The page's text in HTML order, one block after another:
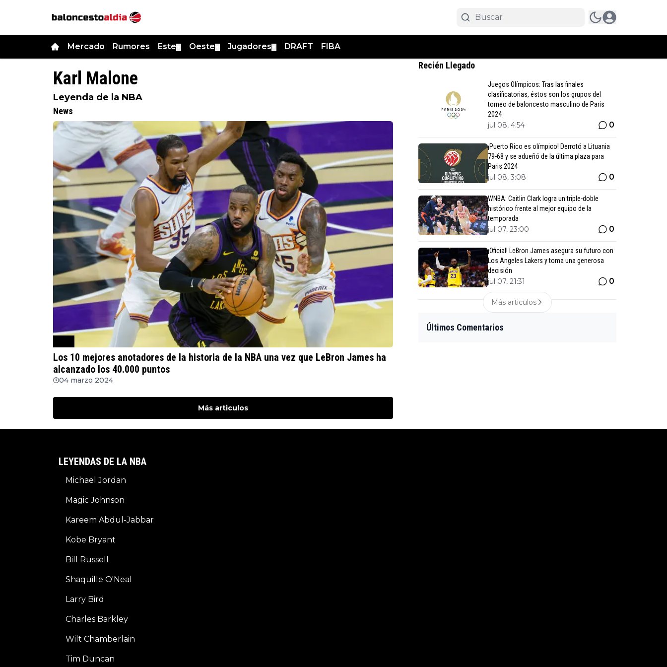
Mercado Rumores Este Oeste Jugadores DRAFT FIBA
Karl Malone
Leyenda de la NBA
News
Los 10 mejores anotadores de la historia de la NBA una vez que LeBron James ha
alcanzado los 40.000 puntos
04 marzo 2024
Más articulos
Recién Llegado
Juegos Olímpicos: Tras las finales
clasificatorias, éstos son los grupos del
torneo de baloncesto masculino de Paris
2024
jul 08, 4:54 0
¡Puerto Rico es olímpico! Derrotó a Lituania
79-68 y se adueñó de la última plaza para
Paris 2024
jul 08, 3:08 0
WNBA: Caitlin Clark logra un triple-doble
histórico frente al mejor equipo de la
temporada
jul 07, 23:00 0
¡Oficial! LeBron James asegura su futuro con
Los Angeles Lakers y toma una generosa
decisión
jul 07, 21:31 0
Más articulos
Últimos Comentarios
LEYENDAS DE LA NBA
Michael Jordan
Magic Johnson
Kareem Abdul-Jabbar
Kobe Bryant
Bill Russell
Shaquille O'Neal
Larry Bird
Charles Barkley
Wilt Chamberlain
Tim Duncan